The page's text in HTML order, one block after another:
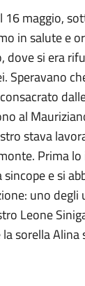
maggio,
in salute e
dove si era
Speravano
al
stava
Prima
e si
uno
Leone
sorella Alina